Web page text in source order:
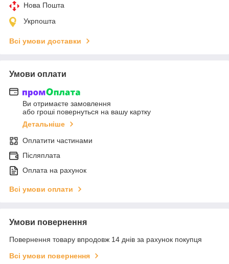
Нова Пошта
Укрпошта
Всі умови доставки
Умови оплати
Ви отримаєте замовлення
або гроші повернуться на вашу картку
Детальніше
Оплатити частинами
Післяплата
Оплата на рахунок
Всі умови оплати
Умови повернення
Повернення товару впродовж 14 днів за рахунок покупця
Всі умови повернення